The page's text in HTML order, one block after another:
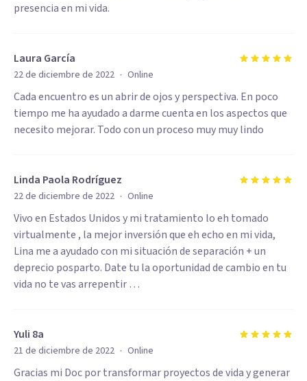
presencia en mi vida.
Laura García
22 de diciembre de 2022 · Online
Cada encuentro es un abrir de ojos y perspectiva. En poco
tiempo me ha ayudado a darme cuenta en los aspectos que
necesito mejorar. Todo con un proceso muy muy lindo
Linda Paola Rodríguez
22 de diciembre de 2022 · Online
Vivo en Estados Unidos y mi tratamiento lo eh tomado
virtualmente , la mejor inversión que eh echo en mi vida,
Lina me a ayudado con mi situación de separación + un
deprecio posparto. Date tu la oportunidad de cambio en tu
vida no te vas arrepentir …
Yuli 8a
21 de diciembre de 2022 · Online
Gracias mi Doc por transformar proyectos de vida y generar